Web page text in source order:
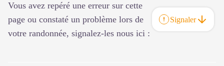
Vous avez repéré une erreur sur cette
page ou constaté un problème lors de
votre randonnée, signalez-les nous ici :
Signaler